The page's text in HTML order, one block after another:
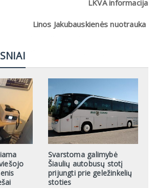
LKVA informacija
Linos Jakubauskienės nuotrauka
Svarstoma galimybė
Šiaulių autobusų stotį
prijungti prie geležinkelių
stoties